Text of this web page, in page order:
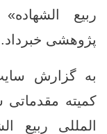
ربیع
پژوهشی خبرداد.
به گزارش
کمیته مقدماتی
المللی ربیع